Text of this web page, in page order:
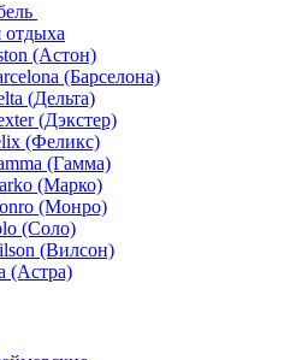
отдыха
(Астон)
(Барселона)
(Дельта)
(Дэкстер)
(Феликс)
(Гамма)
(Марко)
(Монро)
(Соло)
(Вилсон)
(Астра)